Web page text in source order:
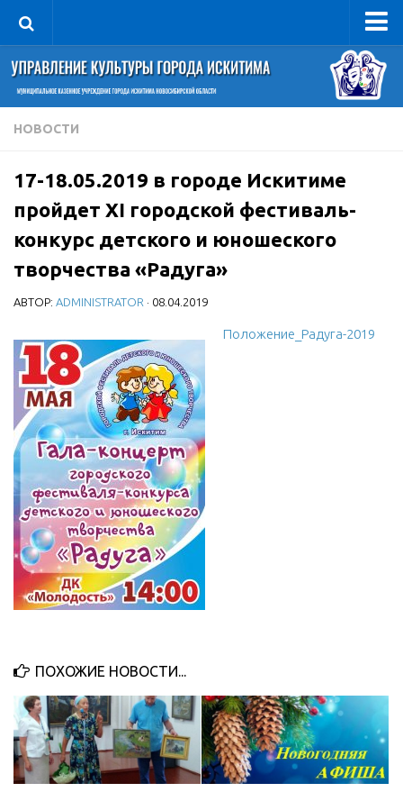
Управление
Руководитель
Сведения об организации
Книга почета культуры
Фотогалерея
Документы
Учредительные документы
Правовая база
Отчеты о деятельности
Учреждения культуры
МБУ Дом культуры «Молодость»
МБУ Дом культуры «Октябрь»
МБОУ ДО «Детская школа искусств»
МБОУ ДО «Детская музыкальная школа»
МБУК «Искитимский городской историко-художественный
музей»
МБУ Парк культуры и отдыха им. И.В. Коротеева
Независимая оценка качества
Контакты
НОВОСТИ
17-18.05.2019 в городе Искитиме
пройдет XI городской фестиваль-
конкурс детского и юношеского
творчества «Радуга»
АВТОР: ADMINISTRATOR · 08.04.2019
Положение_Радуга-2019
ПОХОЖИЕ НОВОСТИ...